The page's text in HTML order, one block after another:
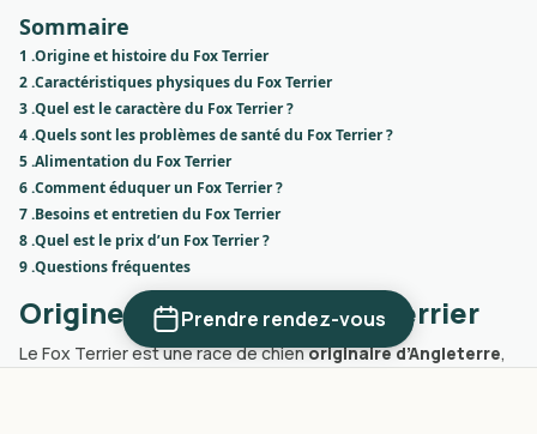
Prendre rendez-vous
Sommaire
1 .Origine et histoire du Fox Terrier
2 .Caractéristiques physiques du Fox Terrier
3 .Quel est le caractère du Fox Terrier ?
4 .Quels sont les problèmes de santé du Fox Terrier ?
5 .Alimentation du Fox Terrier
6 .Comment éduquer un Fox Terrier ?
7 .Besoins et entretien du Fox Terrier
8 .Quel est le prix d’un Fox Terrier ?
9 .Questions fréquentes
Origine et histoire du Fox Terrier
Le Fox Terrier est une race de chienoriginaire d’Angleterre,